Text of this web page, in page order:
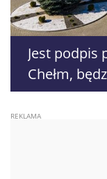
Jest podpis
Chełm,